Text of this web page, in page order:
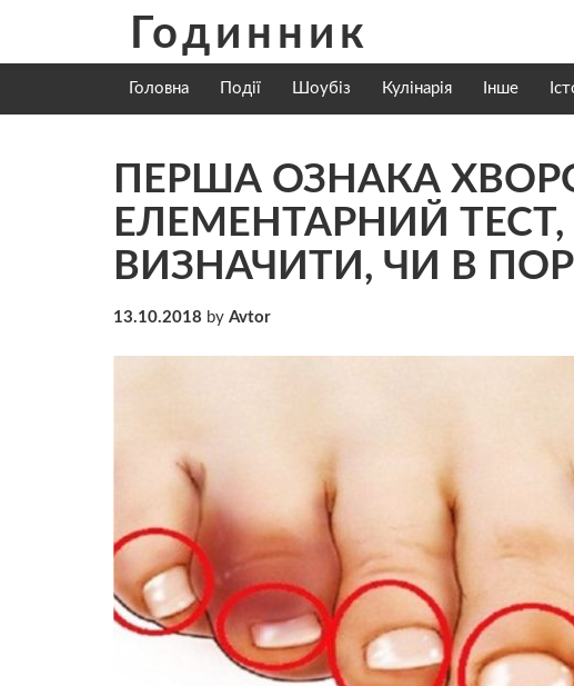
content
Годинник
Головна Події Шоубіз Кулінарія Інше
ПЕРША ОЗНАКА
ЕЛЕМЕНТАРНИЙ
ВИЗНАЧИТИ, ЧИ В
13.10.2018 by Avtor